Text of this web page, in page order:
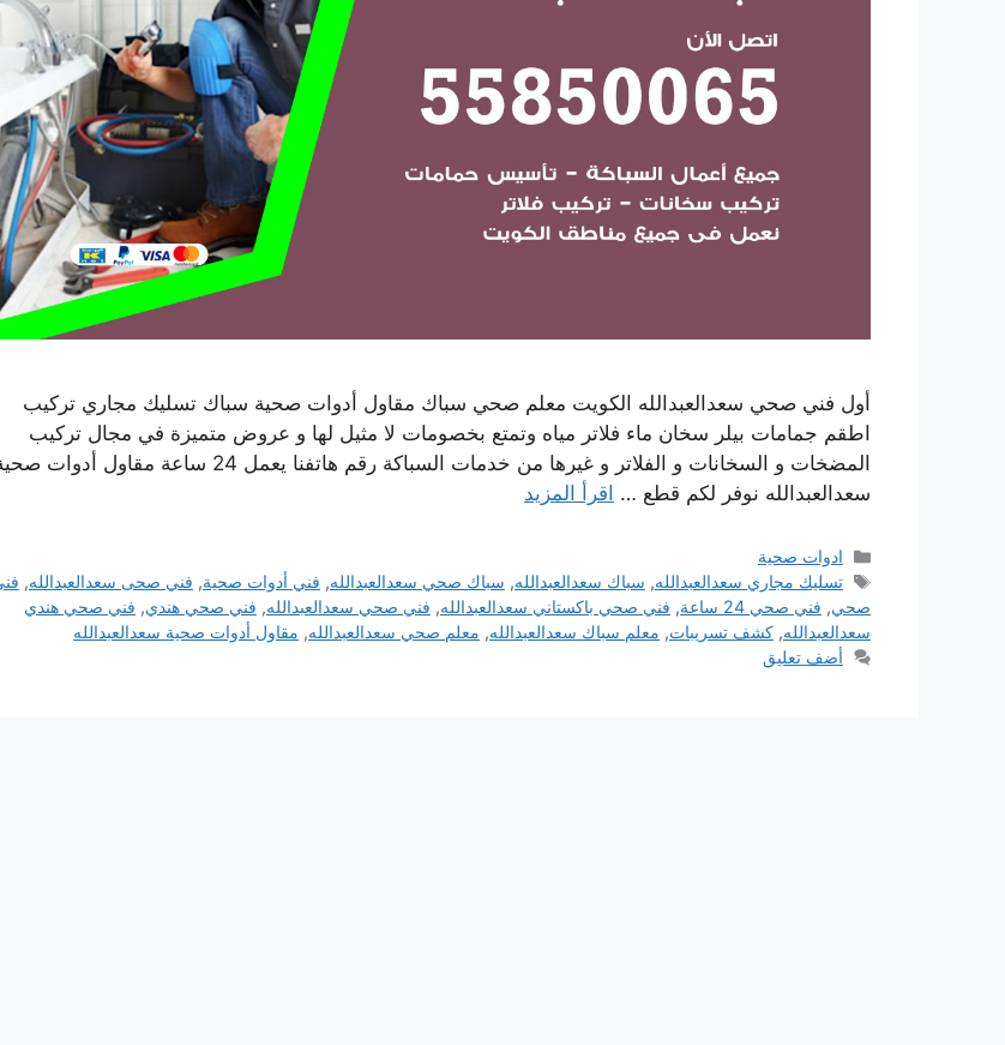
أول فني صحي سعدالعبدالله الكويت معلم صحي سباك مقاول أدوات صحية سباك تسليك مجاري تركيب
اطقم جمامات بيلر سخان ماء فلاتر مياه وتمتع بخصومات لا مثيل لها و عروض متميزة في مجال تركيب
المضخات و السخانات و الفلاتر و غيرها من خدمات السباكة رقم هاتفنا يعمل 24 ساعة مقاول أدوات
سعدالعبدالله نوفر لكم قطع … اقرأ المزيد
التصنيفات
ادوات صحية
الوسوم
تسليك مجاري سعدالعبدالله, سباك سعدالعبدالله, سباك صحي سعدالعبدالله, فني أدوات صحية, فني صحى سعدالعبدالله,
صحي, فني صحي 24 ساعة , فني صحي باكستاني سعدالعبدالله, فني صحي سعدالعبدالله, فني صحي هندي, فني صحي هندي
سعدالعبدالله, كشف تسريبات, معلم سباك سعدالعبدالله, معلم صحي سعدالعبدالله, مقاول أدوات صحية سعدالعبدالله
أضف تعليق